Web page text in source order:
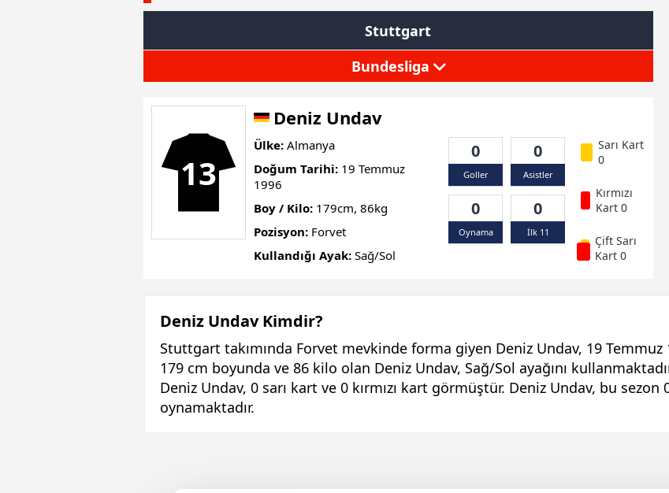
Stuttgart
Bundesliga
13
Deniz Undav
Ülke: Almanya
Doğum Tarihi: 19 Temmuz
1996
Boy / Kilo: 179cm, 86kg
Pozisyon: Forvet
Kullandığı Ayak: Sağ/Sol
0
Goller
0
Asistler
0
Oynama
0
İlk 11
Sarı Kart
0
Kırmızı
Kart 0
Çift Sarı
Kart 0
Deniz Undav Kimdir?
Stuttgart takımında Forvet mevkinde forma giyen Deniz Undav, 19
179 cm boyunda ve 86 kilo olan Deniz Undav, Sağ/Sol ayağını
Deniz Undav, 0 sarı kart ve 0 kırmızı kart görmüştür. Deniz Undav, bu sezon
oynamaktadır.